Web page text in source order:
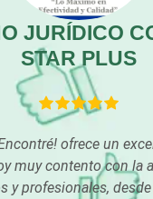
de aire
Empresariales
JURÍDICO
STAR PLUS
ofrece un
muy contento con la
y profesionales,